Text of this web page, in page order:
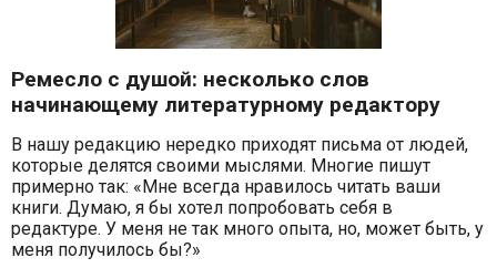
Ремесло с душой: несколько слов
начинающему литературному редактору
В нашу редакцию нередко приходят письма от людей,
которые делятся своими мыслями. Многие пишут
примерно так: «Мне всегда нравилось читать ваши
книги. Думаю, я бы хотел попробовать себя в
редактуре. У меня не так много опыта, но, может быть, у
меня получилось бы?»